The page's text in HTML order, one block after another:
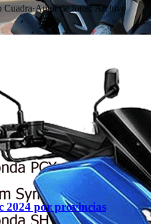
Cuadra·Autor de fotos:Archivo
2024 por provincias